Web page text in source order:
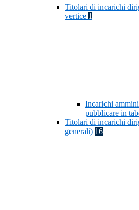
Titolari di incarichi
vertice 1
Incarichi
pubblicare in
Titolari di incarichi
generali) 16